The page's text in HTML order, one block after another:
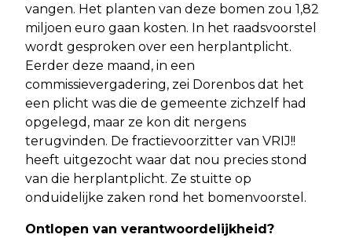
vangen. Het planten van deze bomen zou 1,82
miljoen euro gaan kosten. In het raadsvoorstel
wordt gesproken over een herplantplicht.
Eerder deze maand, in een
commissievergadering, zei Dorenbos dat het
een plicht was die de gemeente zichzelf had
opgelegd, maar ze kon dit nergens
terugvinden. De fractievoorzitter van VRIJ!!
heeft uitgezocht waar dat nou precies stond
van die herplantplicht. Ze stuitte op
onduidelijke zaken rond het bomenvoorstel.
Ontlopen van verantwoordelijkheid?